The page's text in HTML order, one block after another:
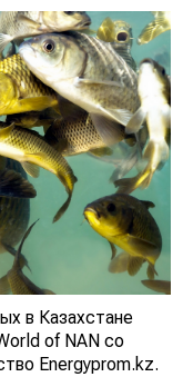
в Казахстане
of NAN со
Energyprom.kz.